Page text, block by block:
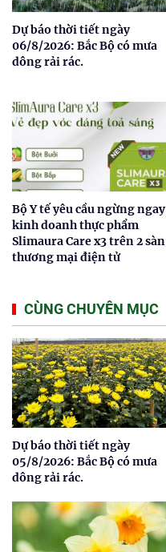
Dự báo thời tiết ngày
06/8/2026: Bắc Bộ có mưa
dông rải rác.
Bộ Y tế yêu cầu ngừng ngay
kinh doanh thực phẩm
Slimaura Care x3 trên 2 sàn
thương mại điện tử
CÙNG CHUYÊN MỤC
Dự báo thời tiết ngày
05/8/2026: Bắc Bộ có mưa
dông rải rác.